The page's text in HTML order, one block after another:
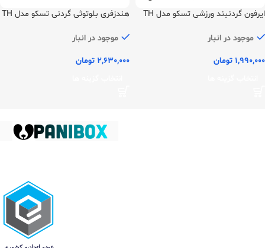
ایرفون گردنبند ورزشی تسکو مدل TH
موجود در انبار
1,990,000 تومان
هندزفری بلوتوثی گردنی تسکو مدل TH
موجود در انبار
2,630,000 تومان